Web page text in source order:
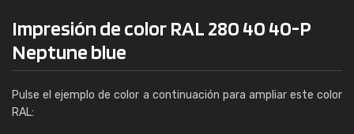
Impresión de color RAL 280 40 40-P
Neptune blue
Pulse el ejemplo de color a continuación para ampliar este color
RAL: